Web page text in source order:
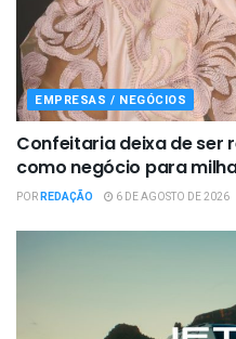
EMPRESAS / NEGÓCIOS
Confeitaria deixa de ser
como negócio para
PORREDAÇÃO 6 DE AGOSTO DE 2026